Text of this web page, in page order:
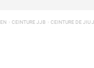
CEINTURE JJB CEINTURE DE JIU